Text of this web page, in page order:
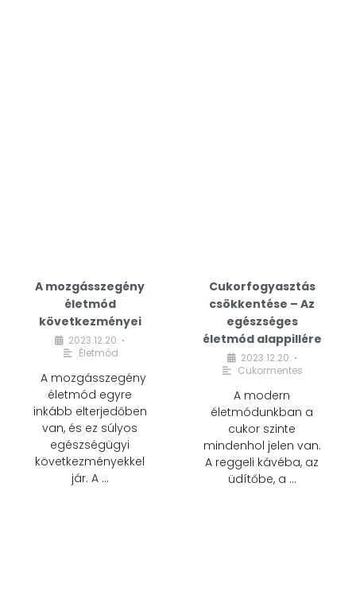
A mozgásszegény
életmód
következményei
2023.12.20. •
Életmód
A mozgásszegény
életmód egyre
inkább elterjedőben
van, és ez súlyos
egészségügyi
következményekkel
jár. A …
Cukorfogyasztás
csökkentése – Az
egészséges
életmód alappillére
2023.12.20. •
Cukormentes
A modern
életmódunkban a
cukor szinte
mindenhol jelen van.
A reggeli kávéba, az
üdítőbe, a …